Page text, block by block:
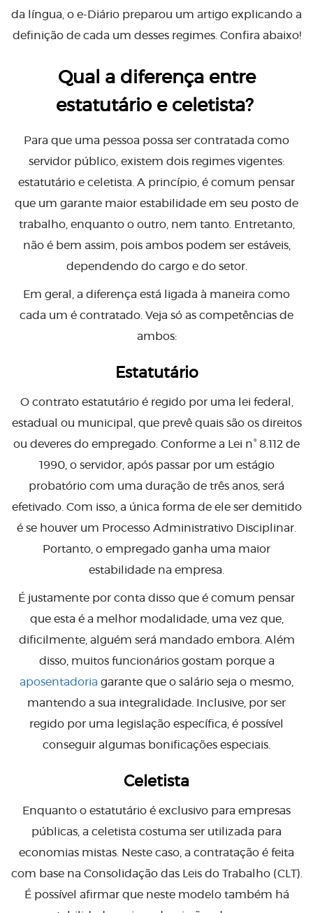
da língua, o e-Diário preparou um artigo explicando a
definição de cada um desses regimes. Confira abaixo!
Qual a diferença entre
estatutário e celetista?
Para que uma pessoa possa ser contratada como
servidor público, existem dois regimes vigentes:
estatutário e celetista. A princípio, é comum pensar
que um garante maior estabilidade em seu posto de
trabalho, enquanto o outro, nem tanto. Entretanto,
não é bem assim, pois ambos podem ser estáveis,
dependendo do cargo e do setor.
Em geral, a diferença está ligada à maneira como
cada um é contratado. Veja só as competências de
ambos:
Estatutário
O contrato estatutário é regido por uma lei federal,
estadual ou municipal, que prevê quais são os direitos
ou deveres do empregado. Conforme a Lei n° 8.112 de
1990, o servidor, após passar por um estágio
probatório com uma duração de três anos, será
efetivado. Com isso, a única forma de ele ser demitido
é se houver um Processo Administrativo Disciplinar.
Portanto, o empregado ganha uma maior
estabilidade na empresa.
É justamente por conta disso que é comum pensar
que esta é a melhor modalidade, uma vez que,
dificilmente, alguém será mandado embora. Além
disso, muitos funcionários gostam porque a
aposentadoria garante que o salário seja o mesmo,
mantendo a sua integralidade. Inclusive, por ser
regido por uma legislação específica, é possível
conseguir algumas bonificações especiais.
Celetista
Enquanto o estatutário é exclusivo para empresas
públicas, a celetista costuma ser utilizada para
economias mistas. Neste caso, a contratação é feita
com base na Consolidação das Leis do Trabalho (CLT).
É possível afirmar que neste modelo também há